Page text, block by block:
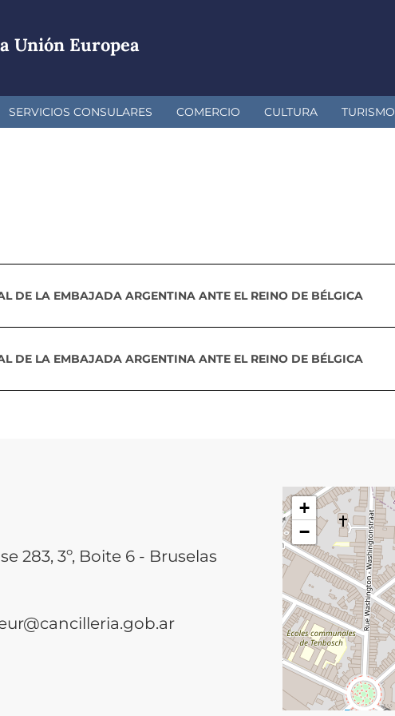
Unión Europea
SERVICIOS CONSULARES COMERCIO CULTURA TURISMO
DE LA EMBAJADA ARGENTINA ANTE EL REINO DE BÉLGICA
DE LA EMBAJADA ARGENTINA ANTE EL REINO DE BÉLGICA
283, 3º, Boite 6 - Bruselas
+
−